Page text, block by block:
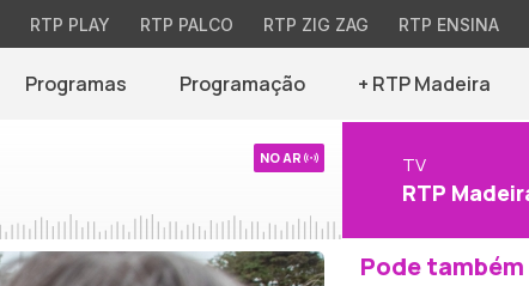
RTP PLAY RTP PALCO RTP ZIG ZAG RTP ENSINA
Programas Programação + RTP Madeira
NO AR TV
RTP
Pode